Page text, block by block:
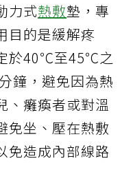
力式熱敷墊，專
目的是緩解疼
於40℃至45℃之
鐘，避免因為熱
、癱瘓者或對溫
免坐、壓在熱敷
免造成內部線路